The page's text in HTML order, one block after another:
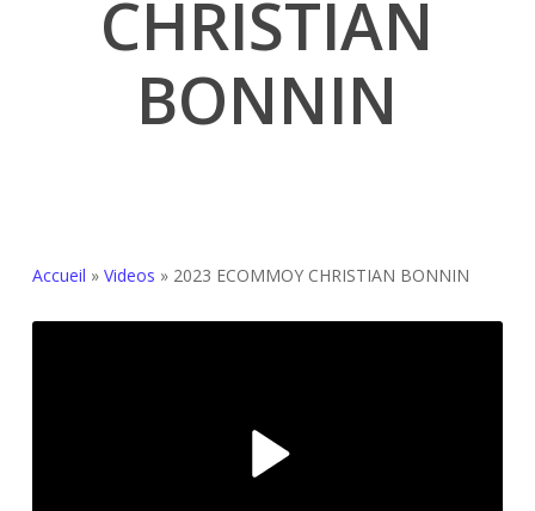
CHRISTIAN
BONNIN
Accueil » Videos » 2023 ECOMMOY CHRISTIAN BONNIN